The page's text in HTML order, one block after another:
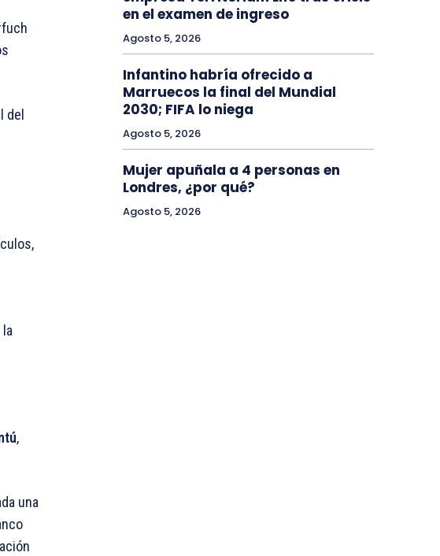
del
la
,
una
en el examen de ingreso
Agosto 5, 2026
Infantino habría ofrecido a
Marruecos la final del Mundial
2030; FIFA lo niega
Agosto 5, 2026
Mujer apuñala a 4 personas en
Londres, ¿por qué?
Agosto 5, 2026